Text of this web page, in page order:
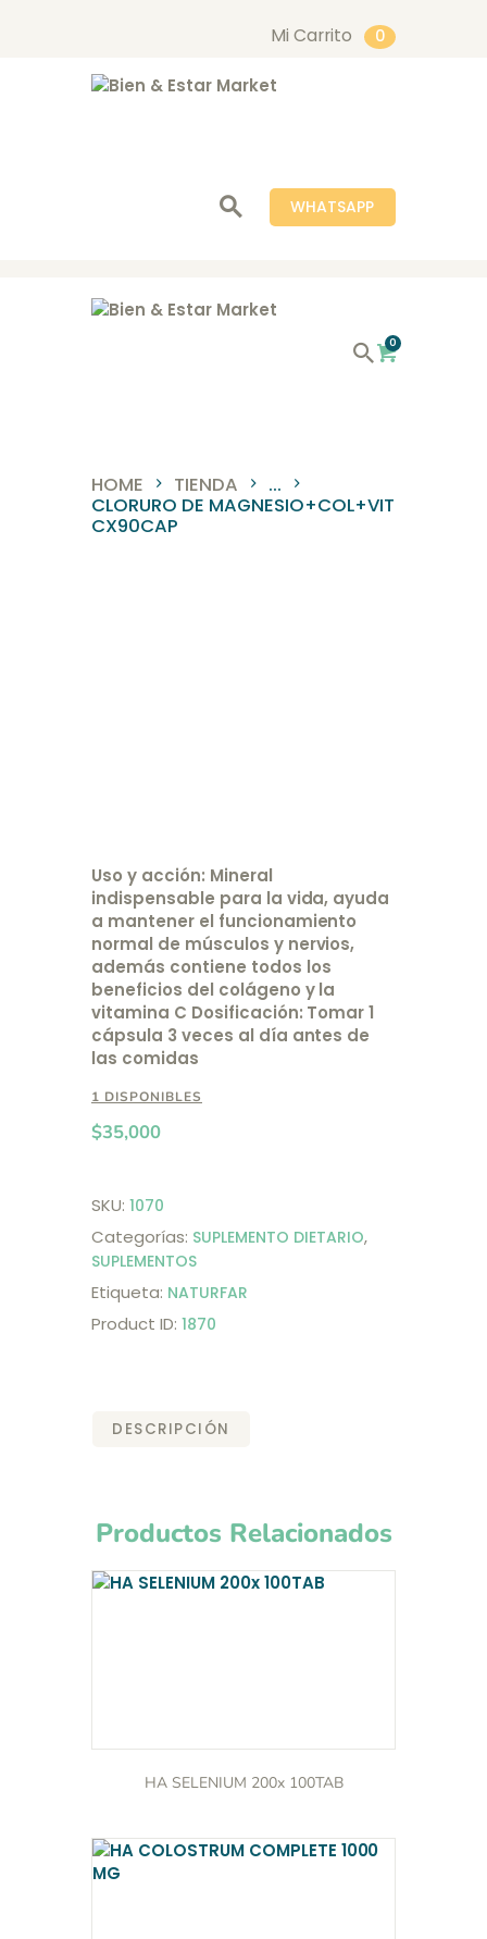
Mi Carrito 0
WHATSAPP
0
HOME TIENDA
...
CLORURO DE MAGNESIO+COL+VIT
CX90CAP
Bien & Estar Market
BLOG
Uso y acción: Mineral
indispensable para la vida, ayuda
a mantener el funcionamiento
normal de músculos y nervios,
además contiene todos los
beneficios del colágeno y la
vitamina C Dosificación: Tomar 1
cápsula 3 veces al día antes de
las comidas
1 DISPONIBLES
$35,000
SKU: 1070
Categorías: SUPLEMENTO DIETARIO,
SUPLEMENTOS
Etiqueta: NATURFAR
Product ID: 1870
DESCRIPCIÓN
Productos Relacionados
HA SELENIUM 200x 100TAB